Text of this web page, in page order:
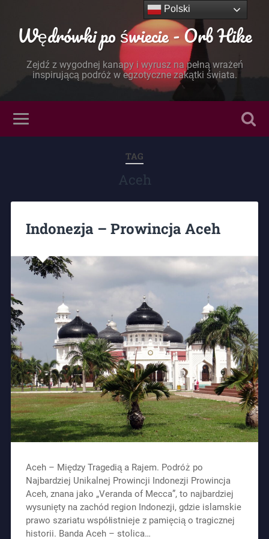
Wędrówki po świecie - Orb Hike
Zejdź z wygodnej kanapy i wyrusz na pełną wrażeń
inspirującą podróż w egzotyczne zakątki świata.
TAG
Aceh
Indonezja – Prowincja Aceh
Aceh – Między Tragedią a Rajem. Podróż po
Najbardziej Unikalnej Prowincji Indonezji Prowincja
Aceh, znana jako „Veranda of Mecca”, to najbardziej
wysunięty na zachód region Indonezji, gdzie islamskie
prawo szariatu współistnieje z pamięcią o tragicznej
historii. Banda Aceh – stolica…
Polski